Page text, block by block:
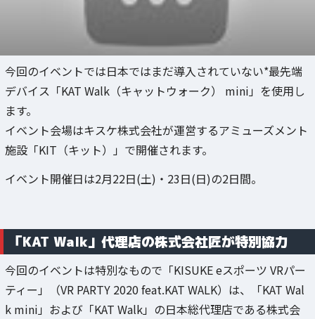
今回のイベントでは日本ではまだ導入されていない*最先端
デバイス「KAT Walk（キャットウォーク） mini」を使用し
ます。
イベント会場はキスケ株式会社が運営するアミューズメント
施設「KIT（キット）」で開催されます。
イベント開催日は2月22日(土)・23日(日)の2日間。
「KAT Walk」代理店の株式会社匠が特別協力
今回のイベントは特別なもので「KISUKE eスポーツ VRパー
ティー」（VR PARTY 2020 feat.KAT WALK）は、「KAT Wal
k mini」および「KAT Walk」の日本総代理店である株式会